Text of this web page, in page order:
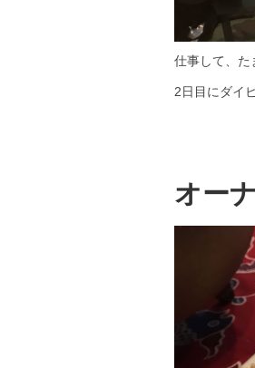
仕事して、た
2日目にダイ
オー